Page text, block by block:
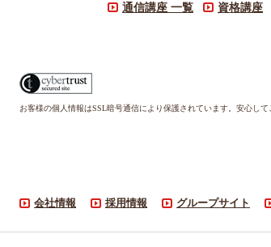
通信講座 一覧 資格講座
お客様の個人情報はSSL暗号通信により保護されています。安心して
会社情報 採用情報 グループサイト